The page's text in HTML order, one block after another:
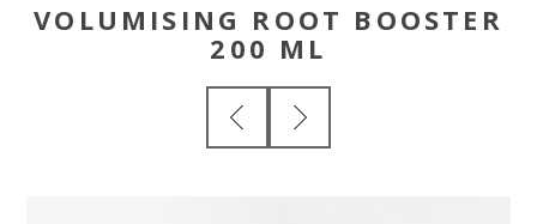
VOLUMISING ROOT BOOSTER
200 ML